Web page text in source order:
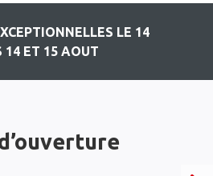
LE 14
14 ET 15 AOUT